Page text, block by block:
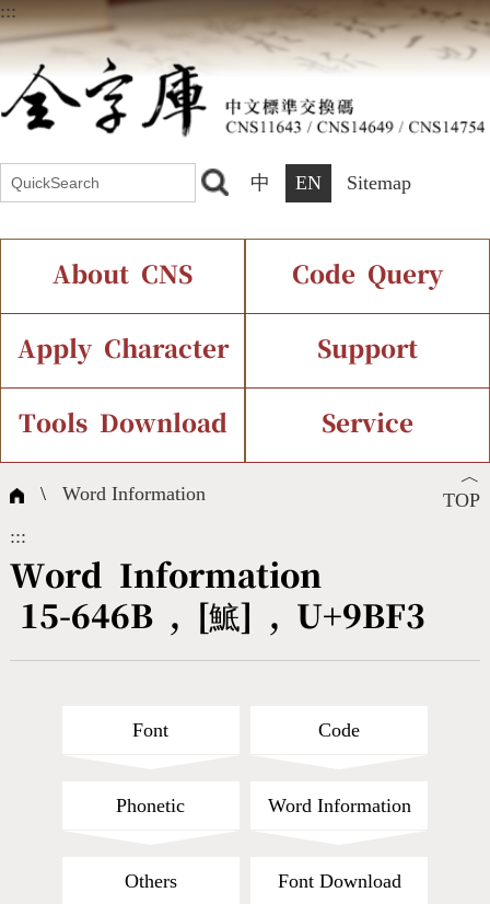
:::
中 EN Sitemap
About CNS
Introduction Current Status
Chinese Code Status
Terms
International Org.
Code Query
IDS Query
Components Query
Composite Query
Bopomofo Query
Cang-Jie Query
Apply Character
Application Process
Support
Font Instant Display
Character Creation
CNS Authorization
Tools Download
Character Create Tools
Fonts Download
Service
FAQ
Satisfaction Survey
︿
TOP
\Word Information
:::
Word Information
15-646B , [鯳] , U+9BF3
Font Code
Phonetic Word Information
Others Font Download